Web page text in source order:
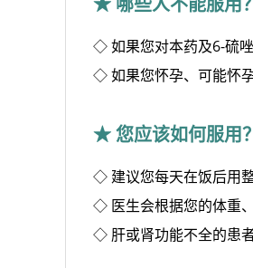
◇ 如果您对本药及6-硫唑
◇ 如果您怀孕、可能怀
★ 您应该如何服用？
◇ 建议您每天在饭后用
◇ 医生会根据您的体重
◇ 肝或肾功能不全的患